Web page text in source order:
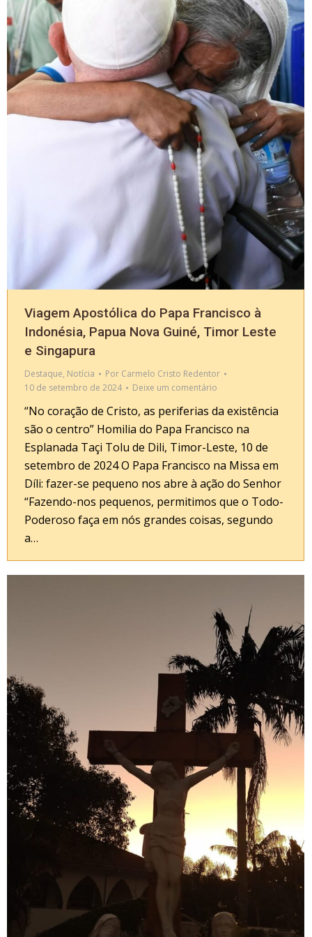
Viagem Apostólica do Papa Francisco à
Indonésia, Papua Nova Guiné, Timor Leste
e Singapura
Destaque, Notícia Por Carmelo Cristo Redentor
10 de setembro de 2024
Deixe um comentário
“No coração de Cristo, as periferias da existência
são o centro” Homilia do Papa Francisco na
Esplanada Taçi Tolu de Dili, Timor-Leste, 10 de
setembro de 2024 O Papa Francisco na Missa em
Díli: fazer-se pequeno nos abre à ação do Senhor
“Fazendo-nos pequenos, permitimos que o Todo-
Poderoso faça em nós grandes coisas, segundo
a…